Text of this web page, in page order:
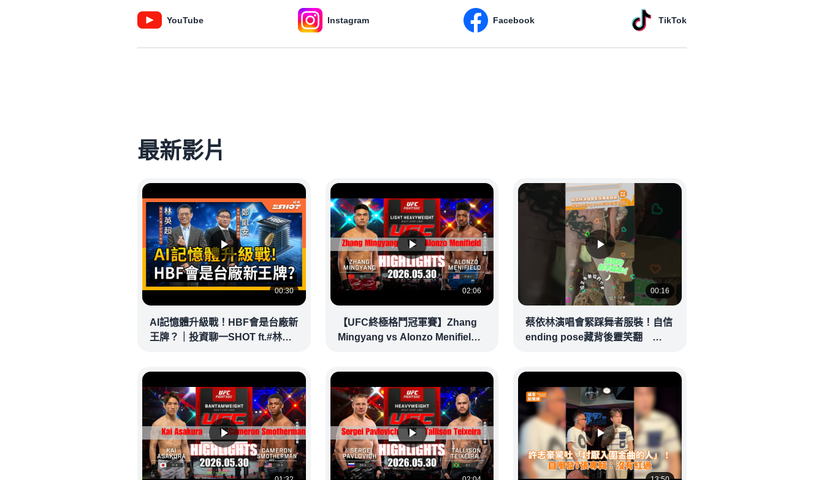
YouTube Instagram Facebook TikTok
最新影片
00:30
AI記憶體升級戰！HBF會是台廠新
王牌？｜投資聊一SHOT ft.#林英
02:06
【UFC終極格鬥冠軍賽】Zhang
Mingyang vs Alonzo Menifield
00:16
蔡依林演唱會緊踩舞者服裝！自信
ending pose藏背後靈笑翻